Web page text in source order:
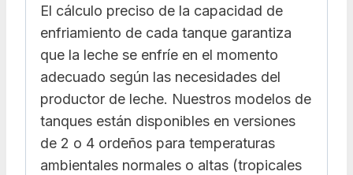
El cálculo preciso de la capacidad de
enfriamiento de cada tanque garantiza
que la leche se enfríe en el momento
adecuado según las necesidades del
productor de leche. Nuestros modelos de
tanques están disponibles en versiones
de 2 o 4 ordeños para temperaturas
ambientales normales o altas (tropicales